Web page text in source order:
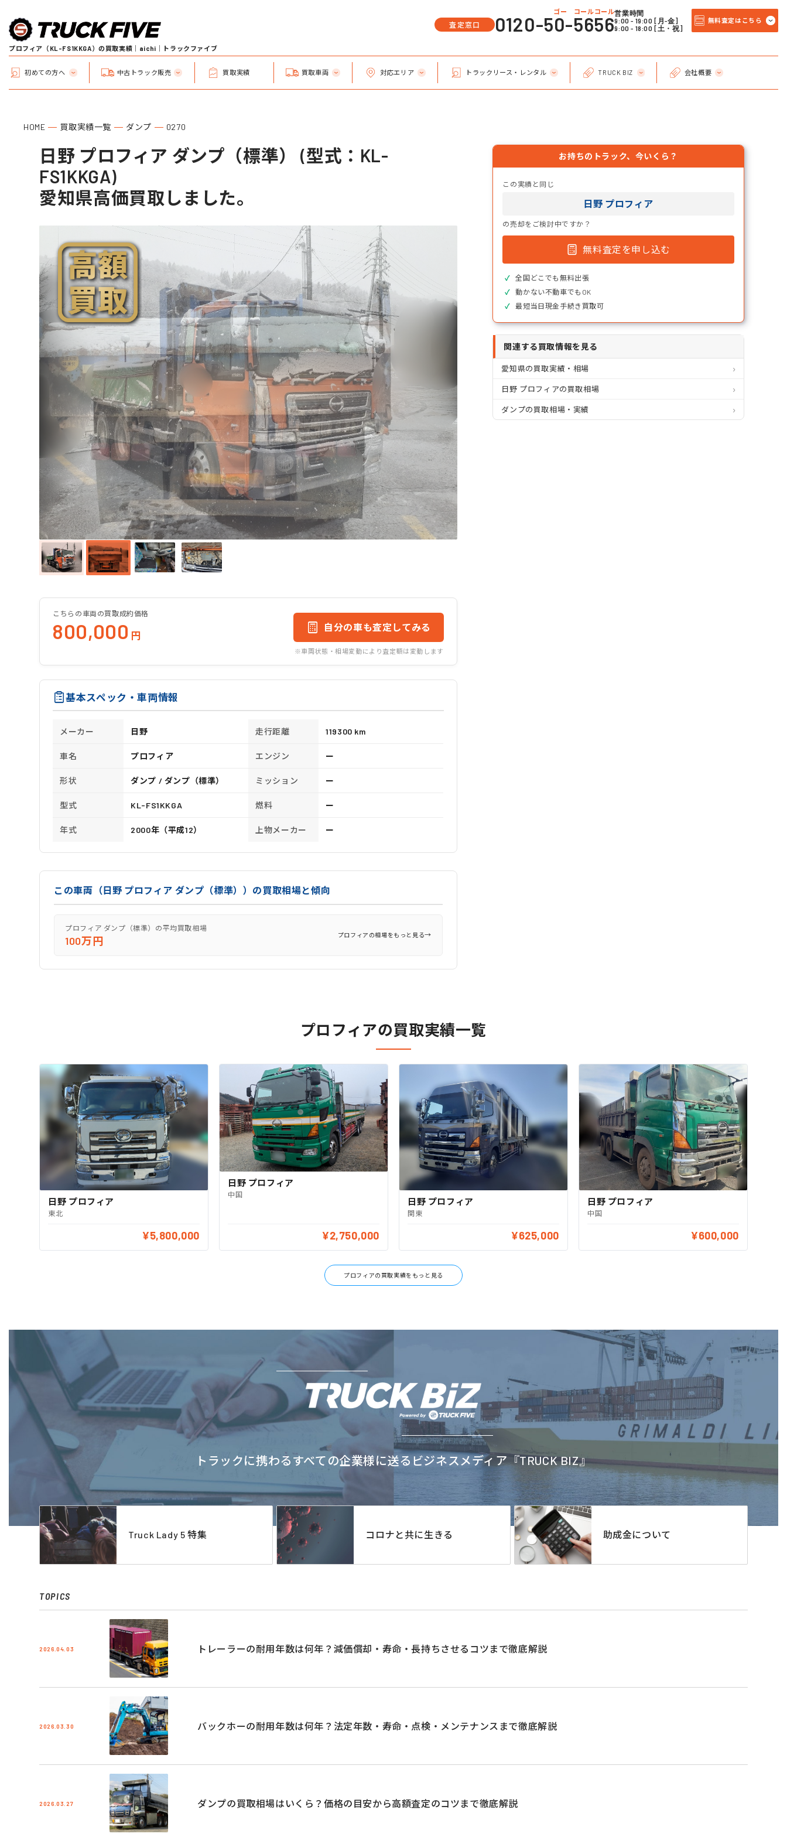
プロフィア（KL-FS1KKGA）の買取実績｜aichi｜トラックファイブ
査定窓口
ゴー コールコール
0120-50-5656営業時間
9:00 - 19:00 [月-金]
9:00 - 18:00 [土・祝]
無料査定はこちら
初めての方へ 中古トラック販売 買取実績 買取車両 対応エリア トラックリース・レンタル TRUCK BIZ 会社概要
HOME 買取実績一覧 ダンプ 0270
日野 プロフィア ダンプ（標準） (型式：KL-
FS1KKGA)
愛知県高価買取しました。
こちらの車両の買取成約価格
800,000 円
自分の車も査定してみる
※車両状態・相場変動により査定額は変動します
基本スペック・車両情報
メーカー 日野 走行距離 119300 km
車名 プロフィア エンジン ー
形状 ダンプ / ダンプ（標準） ミッション ー
型式 KL-FS1KKGA 燃料 ー
年式 2000年（平成12） 上物メーカー ー
この車両（日野 プロフィア ダンプ（標準））の買取相場と傾向
プロフィア ダンプ（標準）の平均買取相場
100万円 プロフィアの相場をもっと見る→
お持ちのトラック、今いくら？
この実績と同じ
日野 プロフィア
の売却をご検討中ですか？
無料査定を申し込む
全国どこでも無料出張
動かない不動車でもOK
最短当日現金手続き買取可
関連する買取情報を見る
愛知県の買取実績・相場
日野 プロフィアの買取相場
ダンプの買取相場・実績
プロフィアの買取実績一覧
日野 プロフィア
東北
¥5,800,000
日野 プロフィア
中国
¥2,750,000
日野 プロフィア
関東
¥625,000
日野 プロフィア
中国
¥600,000
プロフィアの買取実績をもっと見る
トラックに携わるすべての企業様に送るビジネスメディア『TRUCK BIZ』
Truck Lady 5 特集 コロナと共に生きる 助成金について
TOPICS
2026.04.03 トレーラーの耐用年数は何年？減価償却・寿命・長持ちさせるコツまで徹底解説
2026.03.30 バックホーの耐用年数は何年？法定年数・寿命・点検・メンテナンスまで徹底解説
2026.03.27 ダンプの買取相場はいくら？価格の目安から高額査定のコツまで徹底解説